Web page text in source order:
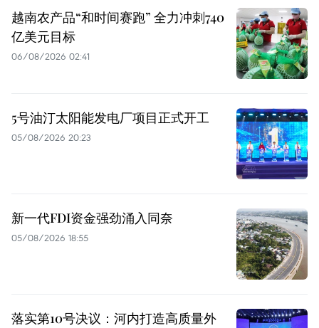
越南农产品“和时间赛跑” 全力冲刺740
亿美元目标
06/08/2026 02:41
5号油汀太阳能发电厂项目正式开工
05/08/2026 20:23
新一代FDI资金强劲涌入同奈
05/08/2026 18:55
落实第10号决议：河内打造高质量外